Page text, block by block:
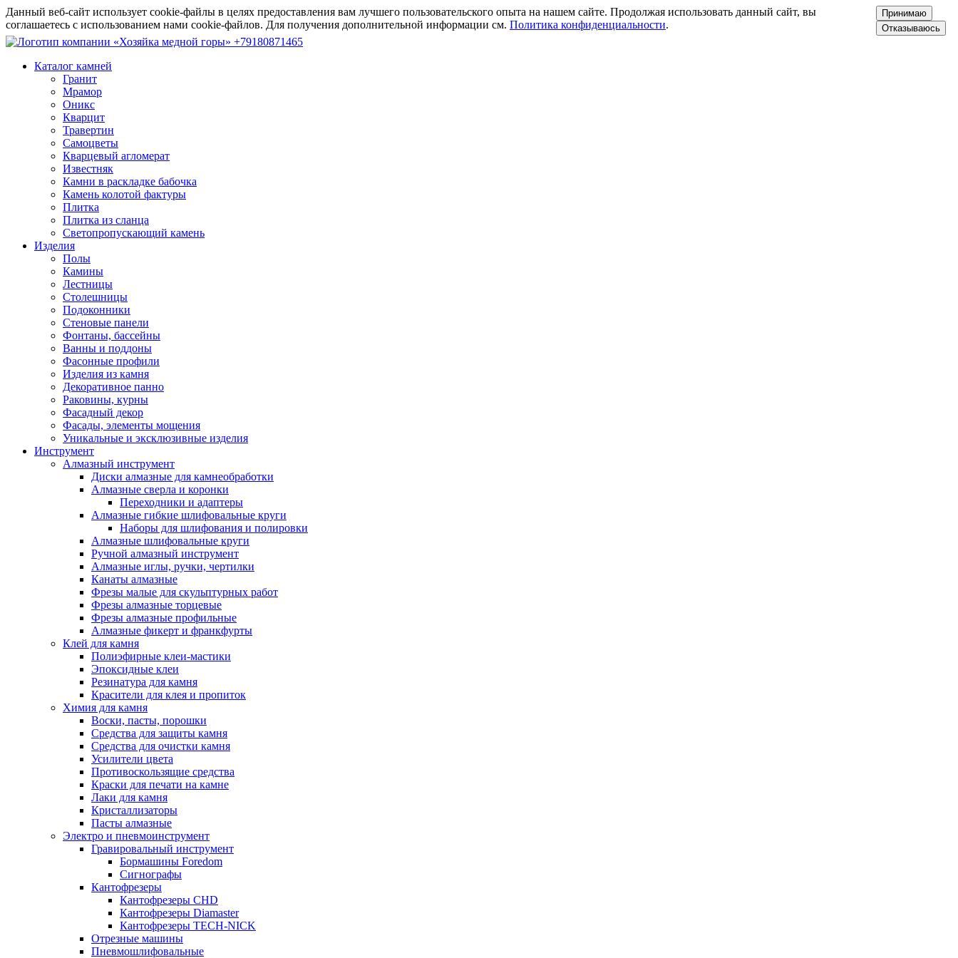
Данный веб-сайт использует cookie-файлы в целях предоставления вам лучшего пользовательского опыта на нашем сайте. Продолжая использовать данный сайт, вы
соглашаетесь с использованием нами cookie-файлов. Для получения дополнительной информации см. Политика конфиденциальности.
Принимаю
Отказываюсь
+79180871465
Каталог камней
Гранит
Мрамор
Оникс
Кварцит
Травертин
Самоцветы
Кварцевый агломерат
Известняк
Камни в раскладке бабочка
Камень колотой фактуры
Плитка
Плитка из сланца
Светопропускающий камень
Изделия
Полы
Камины
Лестницы
Столешницы
Подоконники
Стеновые панели
Фонтаны, бассейны
Ванны и поддоны
Фасонные профили
Изделия из камня
Декоративное панно
Раковины, курны
Фасадный декор
Фасады, элементы мощения
Уникальные и эксклюзивные изделия
Инструмент
Алмазный инструмент
Диски алмазные для камнеобработки
Алмазные сверла и коронки
Переходники и адаптеры
Алмазные гибкие шлифовальные круги
Наборы для шлифования и полировки
Алмазные шлифовальные круги
Ручной алмазный инструмент
Алмазные иглы, ручки, чертилки
Канаты алмазные
Фрезы малые для скульптурных работ
Фрезы алмазные торцевые
Фрезы алмазные профильные
Алмазные фикерт и франкфурты
Клей для камня
Полиэфирные клеи-мастики
Эпоксидные клеи
Резинатура для камня
Красители для клея и пропиток
Химия для камня
Воски, пасты, порошки
Средства для защиты камня
Средства для очистки камня
Усилители цвета
Противоскользящие средства
Краски для печати на камне
Лаки для камня
Кристаллизаторы
Пасты алмазные
Электро и пневмоинструмент
Гравировальный инструмент
Бормашины Foredom
Сигнографы
Кантофрезеры
Кантофрезеры CHD
Кантофрезеры Diamaster
Кантофрезеры TECH-NICK
Отрезные машины
Пневмошлифовальные